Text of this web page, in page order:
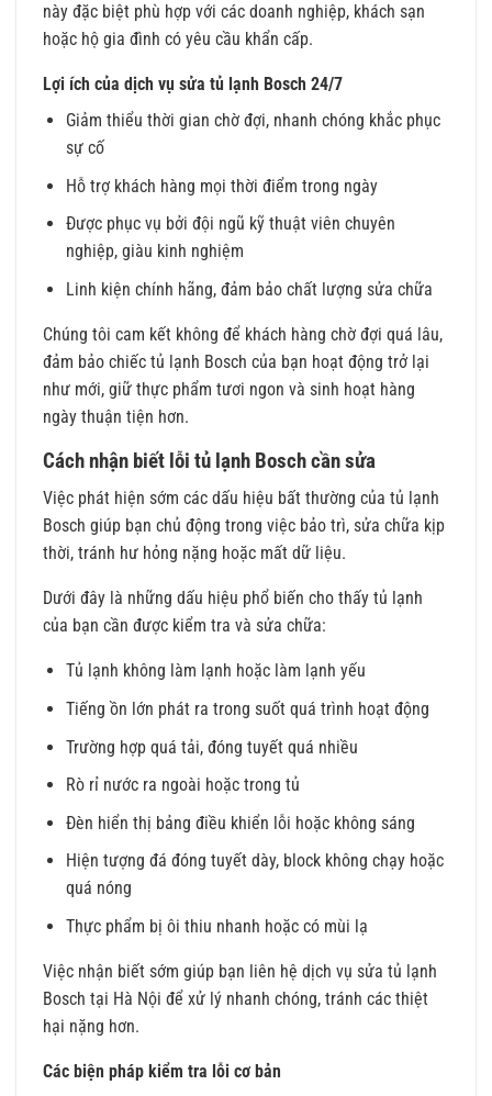
này đặc biệt phù hợp với các doanh nghiệp, khách sạn
hoặc hộ gia đình có yêu cầu khẩn cấp.
Lợi ích của dịch vụ sửa tủ lạnh Bosch 24/7
Giảm thiểu thời gian chờ đợi, nhanh chóng khắc phục
sự cố
Hỗ trợ khách hàng mọi thời điểm trong ngày
Được phục vụ bởi đội ngũ kỹ thuật viên chuyên
nghiệp, giàu kinh nghiệm
Linh kiện chính hãng, đảm bảo chất lượng sửa chữa
Chúng tôi cam kết không để khách hàng chờ đợi quá lâu,
đảm bảo chiếc tủ lạnh Bosch của bạn hoạt động trở lại
như mới, giữ thực phẩm tươi ngon và sinh hoạt hàng
ngày thuận tiện hơn.
Cách nhận biết lỗi tủ lạnh Bosch cần sửa
Việc phát hiện sớm các dấu hiệu bất thường của tủ lạnh
Bosch giúp bạn chủ động trong việc bảo trì, sửa chữa kịp
thời, tránh hư hỏng nặng hoặc mất dữ liệu.
Dưới đây là những dấu hiệu phổ biến cho thấy tủ lạnh
của bạn cần được kiểm tra và sửa chữa:
Tủ lạnh không làm lạnh hoặc làm lạnh yếu
Tiếng ồn lớn phát ra trong suốt quá trình hoạt động
Trường hợp quá tải, đóng tuyết quá nhiều
Rò rỉ nước ra ngoài hoặc trong tủ
Đèn hiển thị bảng điều khiển lỗi hoặc không sáng
Hiện tượng đá đóng tuyết dày, block không chạy hoặc
quá nóng
Thực phẩm bị ôi thiu nhanh hoặc có mùi lạ
Việc nhận biết sớm giúp bạn liên hệ dịch vụ sửa tủ lạnh
Bosch tại Hà Nội để xử lý nhanh chóng, tránh các thiệt
hại nặng hơn.
Các biện pháp kiểm tra lỗi cơ bản